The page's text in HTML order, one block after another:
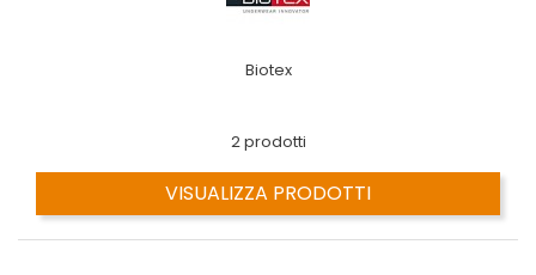
Biotex
2 prodotti
VISUALIZZA PRODOTTI